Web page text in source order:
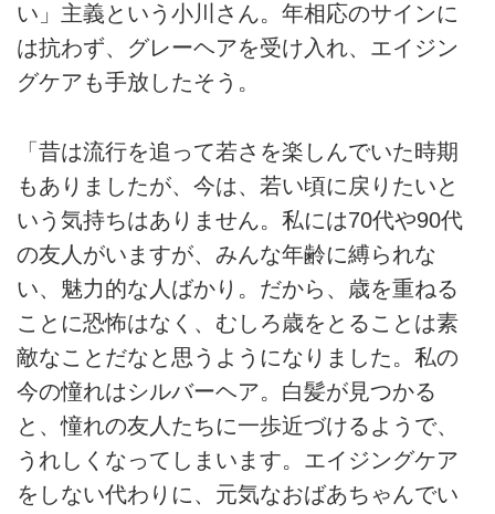
い」主義という小川さん。年相応のサインに
は抗わず、グレーヘアを受け入れ、エイジン
グケアも手放したそう。
「昔は流行を追って若さを楽しんでいた時期
もありましたが、今は、若い頃に戻りたいと
いう気持ちはありません。私には70代や90代
の友人がいますが、みんな年齢に縛られな
い、魅力的な人ばかり。だから、歳を重ねる
ことに恐怖はなく、むしろ歳をとることは素
敵なことだなと思うようになりました。私の
今の憧れはシルバーヘア。白髪が見つかる
と、憧れの友人たちに一歩近づけるようで、
うれしくなってしまいます。エイジングケア
をしない代わりに、元気なおばあちゃんでい